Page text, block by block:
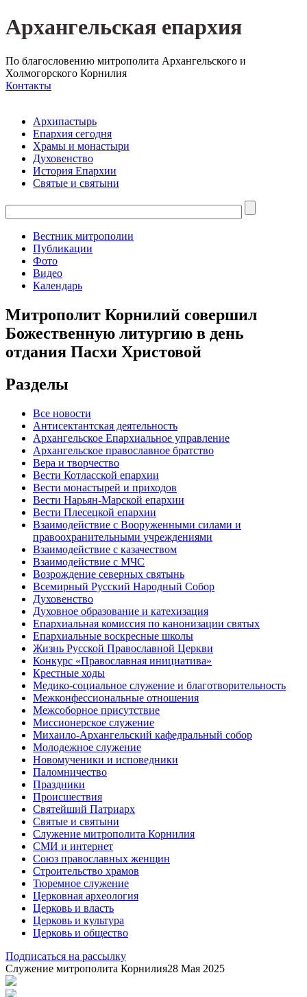
Архангельская епархия
По благословению митрополита Архангельского и
Холмогорского Корнилия
Контакты
Архипастырь
Епархия сегодня
Храмы и монастыри
Духовенство
История Епархии
Святые и святыни
Вестник митрополии
Публикации
Фото
Видео
Календарь
Митрополит Корнилий совершил
Божественную литургию в день
отдания Пасхи Христовой
Разделы
Все новости
Антисектантская деятельность
Архангельское Епархиальное управление
Архангельское православное братство
Вера и творчество
Вести Котласской епархии
Вести монастырей и приходов
Вести Нарьян-Марской епархии
Вести Плесецкой епархии
Взаимодействие с Вооруженными силами и
правоохранительными учреждениями
Взаимодействие с казачеством
Взаимодействие с МЧС
Возрождение северных святынь
Всемирный Русский Народный Собор
Духовенство
Духовное образование и катехизация
Епархиальная комиссия по канонизации святых
Епархиальные воскресные школы
Жизнь Русской Православной Церкви
Конкурс «Православная инициатива»
Крестные ходы
Медико-социальное служение и благотворительность
Межконфессиональные отношения
Межсоборное присутствие
Миссионерское служение
Михаило-Архангельский кафедральный собор
Молодежное служение
Новомученики и исповедники
Паломничество
Праздники
Происшествия
Святейший Патриарх
Святые и святыни
Служение митрополита Корнилия
СМИ и интернет
Союз православных женщин
Строительство храмов
Тюремное служение
Церковная археология
Церковь и власть
Церковь и культура
Церковь и общество
Подписаться на рассылку
Служение митрополита Корнилия28 Мая 2025